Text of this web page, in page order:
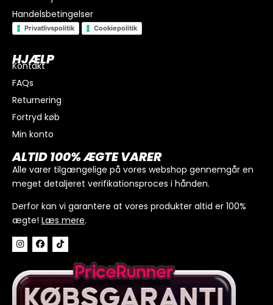
I alt
Køb for300kr. mere for gratis fragt
Handelsbetingelser
Privatlivspolitik Cookiepolitik
HJÆLP
Kontakt
FAQs
Returnering
Fortryd køb
Min konto
ALTID 100% ÆGTE VARER
Alle varer tilgængelige på vores webshop gennemgår en
meget detaljeret verifikationsproces i hånden.
Derfor kan vi garantere at vores produkter altid er 100%
ægte! Læs mere.